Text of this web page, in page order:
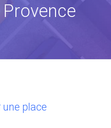
une place